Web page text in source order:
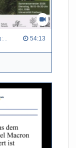
Between tradition and transformation: how owners, advisers and institutions co-create knowledge for resilient forests in Europe 54:13